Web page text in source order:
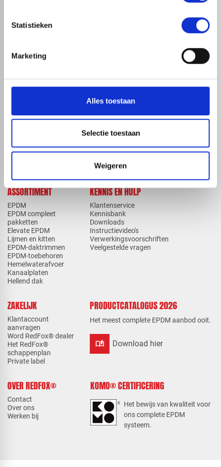
Statistieken
Marketing
Alles toestaan
Selectie toestaan
Weigeren
ASSORTIMENT
EPDM
EPDM compleet
pakketten
Elevate EPDM
Lijmen en kitten
EPDM-daktrimmen
EPDM-toebehoren
Hemelwaterafvoer
Kanaalplaten
Hellend dak
KENNIS EN HULP
Klantenservice
Kennisbank
Downloads
Instructievideo's
Verwerkingsvoorschriften
Veelgestelde vragen
ZAKELIJK
Klantaccount
aanvragen
Word RedFox® dealer
Het RedFox®
schappenplan
Private label
PRODUCTCATALOGUS 2026
Het meest complete EPDM aanbod ooit.
auto_stories Download hier
OVER REDFOX®
Contact
Over ons
Werken bij
KOMO® CERTIFICERING
Het bewijs van kwaliteit voor
ons complete EPDM
systeem.
phone_enabled +31 416 75 02 55
mail
check_circleA-merk met KOMO® keurmerk
check_circle
40+ RedFox® dealers in NL